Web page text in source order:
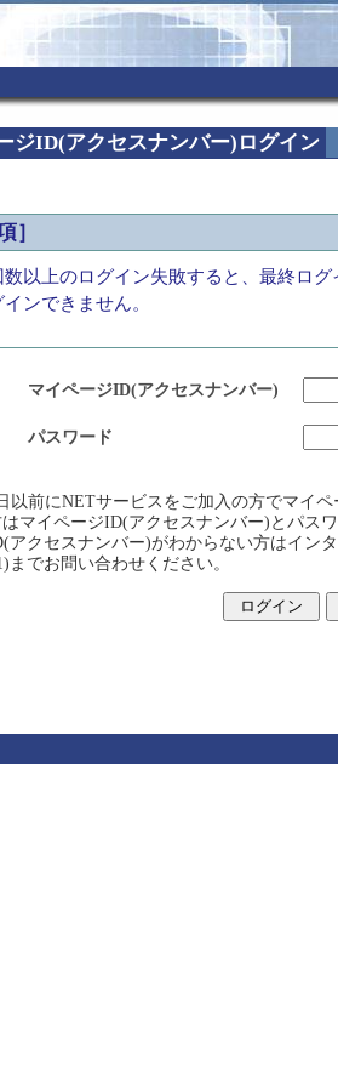
ジID(アクセスナンバー)ログイン
］
数以上のログイン失敗すると、最終ログ
ンできません。
マイページID(アクセスナンバー)
パスワード
以前にNETサービスをご加入の方でマイ
マイページID(アクセスナンバー)とパス
アクセスナンバー)がわからない方はイン
までお問い合わせください。